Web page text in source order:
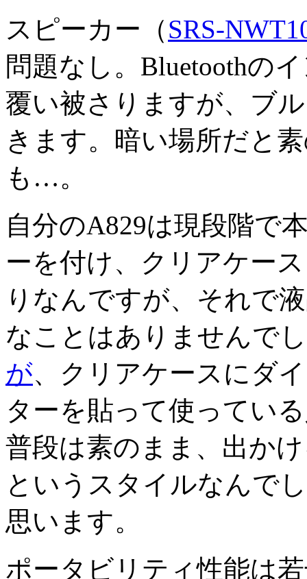
スピーカー（SRS-
問題なし。Bluetoothの
覆い被さりますが、ブ
きます。暗い場所だと
も…。
自分のA829は現段階で
ーを付け、クリアケー
りなんですが、それで
なことはありませんで
が、クリアケースにダ
ターを貼って使ってい
普段は素のまま、出か
というスタイルなんで
思います。
ポータビリティ性能は